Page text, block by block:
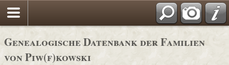
Genealogische Datenbank der Familien
von Piw(f)kowski